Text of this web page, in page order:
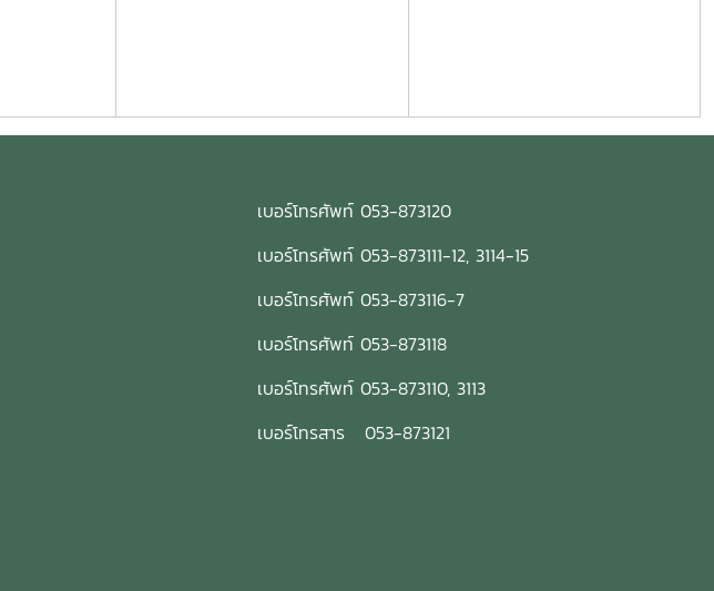
เบอร์โทรศัพท์ 053-873120
เบอร์โทรศัพท์ 053-873111-12, 3114-15
เบอร์โทรศัพท์ 053-873116-7
เบอร์โทรศัพท์ 053-873118
เบอร์โทรศัพท์ 053-873110, 3113
เบอร์โทรสาร 053-873121